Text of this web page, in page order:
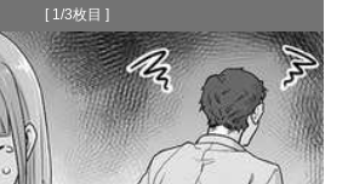
[ 1/3枚目 ]